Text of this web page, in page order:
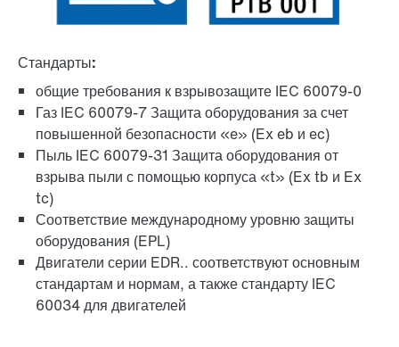
Стандарты:
общие требования к взрывозащите IEC 60079-0
Газ IEC 60079-7 Защита оборудования за счет
повышенной безопасности «e» (Ex eb и ec)
Пыль IEC 60079-31 Защита оборудования от
взрыва пыли с помощью корпуса «t» (Ex tb и Ex
tc)
Соответствие международному уровню защиты
оборудования (EPL)
Двигатели серии EDR.. соответствуют основным
стандартам и нормам, а также стандарту IEC
60034 для двигателей